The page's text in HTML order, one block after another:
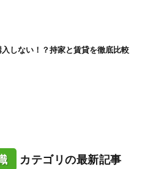
しない！？持家と賃貸を徹底比較
カテゴリの最新記事